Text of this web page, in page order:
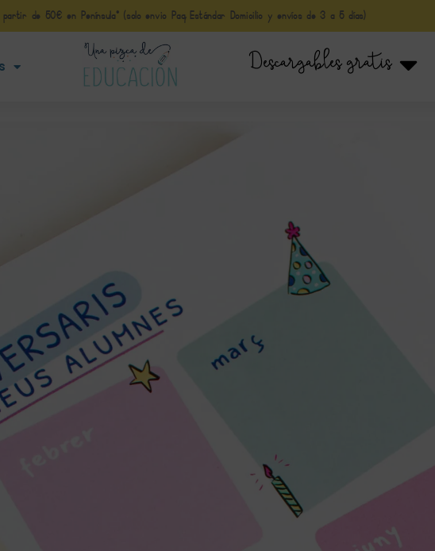
partir de 50€ en Península* (solo envio Paq Estándar Domicilio y envíos de 3 a 5 días)
Descargables gratis